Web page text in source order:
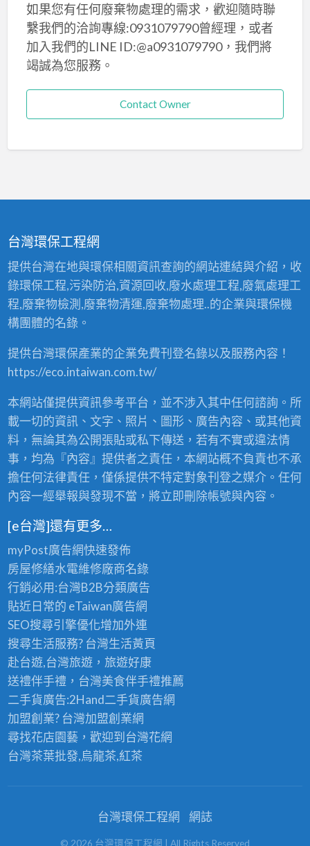
如果您有任何廢棄物處理的需求，歡迎隨時聯
繫我們的洽詢專線:0931079790曾經理，或者
加入我們的LINE ID:@a0931079790，我們將
竭誠為您服務。
Contact Owner
台灣環保工程網
提供台灣在地與環保相關資訊查詢的網站連結與介紹，收
錄環保工程,污染防治,資源回收,廢水處理工程,廢氣處理工
程,廢棄物檢測,廢棄物清運,廢棄物處理..的企業與環保機
構團體的名錄。
提供台灣環保產業的企業免費刊登名錄以及服務內容！
https://eco.intaiwan.com.tw/
本網站僅提供資訊參考平台，並不涉入其中任何諮詢。所
載一切的資訊、文字、照片、圖形、廣告內容、或其他資
料，無論其為公開張貼或私下傳送，若有不實或違法情
事，均為『內容』提供者之責任，本網站概不負責也不承
擔任何法律責任，僅係提供不特定對象刊登之媒介。任何
內容一經舉報與發現不當，將立即刪除帳號與內容。
[e台灣]還有更多…
myPost廣告網快速發佈
房屋修繕水電維修廠商名錄
行銷必用:台灣B2B分類廣告
貼近日常的 eTaiwan廣告網
SEO搜尋引擎優化增加外連
搜尋生活服務? 台灣生活黃頁
赴台遊,台灣旅遊，旅遊好康
送禮伴手禮，台灣美食伴手禮推薦
二手貨廣告:2Hand二手貨廣告網
加盟創業? 台灣加盟創業網
尋找花店園藝，歡迎到 台灣花網
台灣茶葉批發,烏龍茶,紅茶
台灣環保工程網 網誌
© 2026 台灣環保工程網 | All Rights Reserved